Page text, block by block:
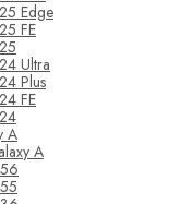
Edge
FE
Ultra
Plus
FE
A
A